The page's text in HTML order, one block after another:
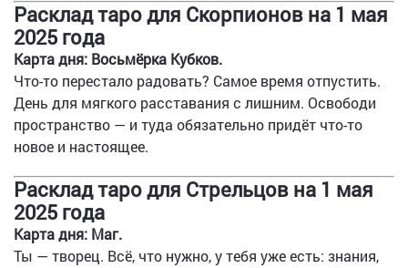
Расклад таро для Скорпионов на 1 мая
2025 года
Карта дня: Восьмёрка Кубков.
Что-то перестало радовать? Самое время отпустить.
День для мягкого расставания с лишним. Освободи
пространство — и туда обязательно придёт что-то
новое и настоящее.
Расклад таро для Стрельцов на 1 мая
2025 года
Карта дня: Маг.
Ты — творец. Всё, что нужно, у тебя уже есть: знания,